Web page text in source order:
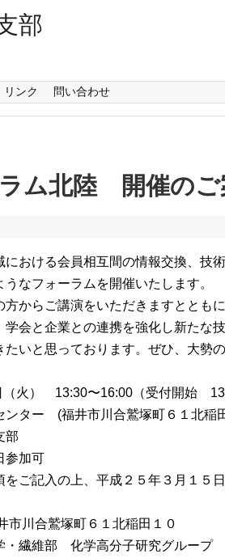
部
リンク 問い合わせ
ム北陸 開催のご
おける会員相互間の情報交換、技
なフォーラムを開催いたします。
からご講演をいただきますととも
会と企業との連携を強化し新たな
いと思っております。ぜひ、大勢
火） 13:30〜16:00（受付開始
ター (福井市川合鷲塚町６１北稲
部
参加可
ご記入の上、平成２５年３月１５
川合鷲塚町６１北稲田１０
繊維部 化学高分子研究グループ